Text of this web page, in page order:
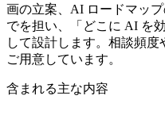
画の立案、AI ロードマッ
でを担い、「どこに AI を
して設計します。相談頻
ご用意しています。
含まれる主な内容